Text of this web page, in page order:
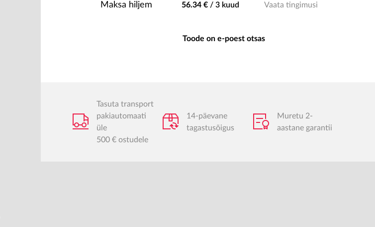
Maksa hiljem 56.34 € / 3 kuud Vaata tingimusi
Toode on e-poest otsas
Tasuta transport
pakiautomaati
üle
500 € ostudele
14-päevane
tagastusõigus
Muretu 2-
aastane garantii